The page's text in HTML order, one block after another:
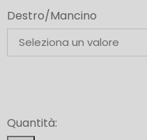
Destro/Mancino
Quantità: